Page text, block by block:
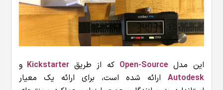
این مدل Open-Source که از طریقKickstarter و
Autodesk ارائه شده است، برای ارائه یک معیار